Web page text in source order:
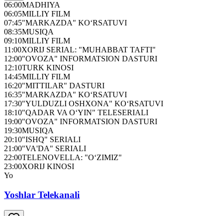
06:00MADHIYA
06:05MILLIY FILM
07:45"MARKAZDA" KO‘RSATUVI
08:35MUSIQA
09:10MILLIY FILM
11:00XORIJ SERIAL: "MUHABBAT TAFTI"
12:00"OVOZA" INFORMATSION DASTURI
12:10TURK KINOSI
14:45MILLIY FILM
16:20"MITTILAR" DASTURI
16:35"MARKAZDA" KO‘RSATUVI
17:30"YULDUZLI OSHXONA" KO‘RSATUVI
18:10"QADAR VA O‘YIN" TELESERIALI
19:00"OVOZA" INFORMATSION DASTURI
19:30MUSIQA
20:10"ISHQ" SERIALI
21:00"VA'DA" SERIALI
22:00TELENOVELLA: "O‘ZIMIZ"
23:00XORIJ KINOSI
Yo
Yoshlar Telekanali